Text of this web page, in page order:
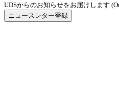
UDSからのお知らせをお届けします
ニュースレター登録